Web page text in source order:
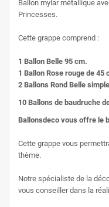
Ballon mylar métallique
Princesses.
Cette grappe comprend :
1 Ballon Belle 95 cm.
1 Ballon Rose rouge de 45
2 Ballons Rond Belle
10 Ballons de baudruche
Ballonsdeco vous offre le
Cette grappe vous
thème.
Notre spécialiste de la
vous conseiller dans la